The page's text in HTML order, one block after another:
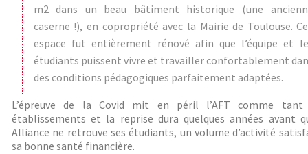
m2 dans un beau bâtiment historique (une
caserne !), en copropriété avec la Mairie de Toulouse.
espace fut entièrement rénové afin que l’équipe et
étudiants puissent vivre et travailler confortablement
des conditions pédagogiques parfaitement adaptées.
L’épreuve de la Covid mit en péril l’AFT comme tant
établissements et la reprise dura quelques années avant
Alliance ne retrouve ses étudiants, un volume d’activité
sa bonne santé financière.